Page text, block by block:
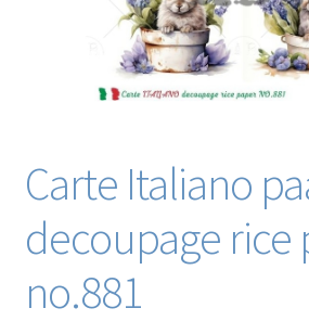
Carte Italiano
decoupage rice
no.881